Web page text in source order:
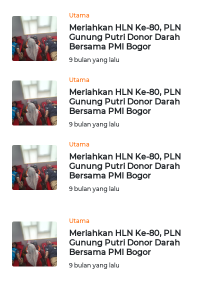
Utama
Meriahkan HLN Ke-80, PLN
Gunung Putri Donor Darah
Bersama PMI Bogor
9 bulan yang lalu
Utama
Meriahkan HLN Ke-80, PLN
Gunung Putri Donor Darah
Bersama PMI Bogor
9 bulan yang lalu
Utama
Meriahkan HLN Ke-80, PLN
Gunung Putri Donor Darah
Bersama PMI Bogor
9 bulan yang lalu
Utama
Meriahkan HLN Ke-80, PLN
Gunung Putri Donor Darah
Bersama PMI Bogor
9 bulan yang lalu
INFO
IKLAN
KAMI
PEDOMAN
MEDIA
SIBER
REDAKSI
KARIR
Wahana
News
Regional